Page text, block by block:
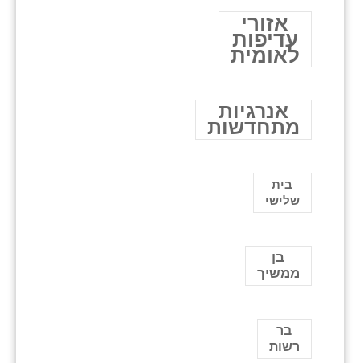
אזורי
עדיפות
לאומית
אנרגיות
מתחדשות
בית
שלישי
בן
ממשיך
בר
רשות